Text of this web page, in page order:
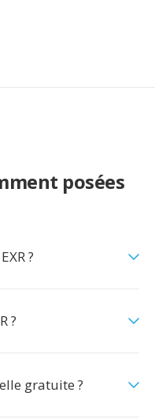
posées
?
?
gratuite ?